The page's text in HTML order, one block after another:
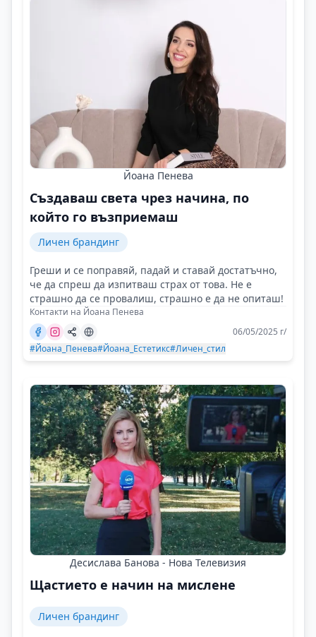
Йоана Пенева
Създаваш света чрез начина, по
който го възприемаш
Личен брандинг
Греши и се поправяй, падай и ставай достатъчно,
че да спреш да изпитваш страх от това. Не е
страшно да се провалиш, страшно е да не опиташ!
Контакти на Йоана Пенева
06/05/2025 г/
#Йоана_Пенева#Йоана_Естетикс#Личен_стил
Десислава Банова - Нова Телевизия
Щастието е начин на мислене
Личен брандинг